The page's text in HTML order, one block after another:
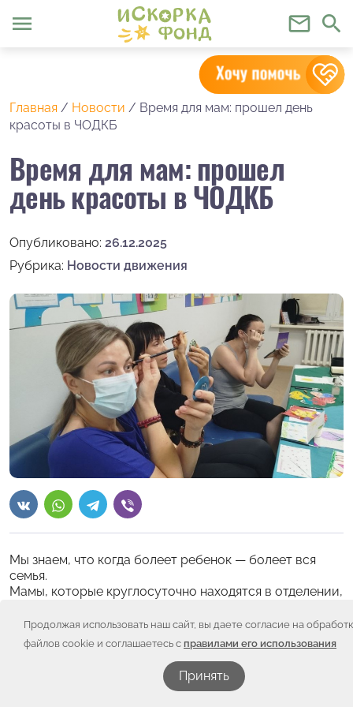
Продолжая использовать наш сайт, вы даете согласие на
файлов cookie и соглашаетесь с правилами его использования
Принять
menu mail_outline search
Главная / Новости / Время для мам: прошел день
красоты в ЧОДКБ
Время для мам: прошел
день красоты в ЧОДКБ
Опубликовано: 26.12.2025
Рубрика: Новости движения
Мы знаем, что когда болеет ребенок — болеет вся
семья.
Мамы, которые круглосуточно находятся в отделении,
здоровье детей. Но чтобы продолжать этот путь, им
жизненно необходимо восстанавливать свой
В отделении в декабре прошел День красоты —